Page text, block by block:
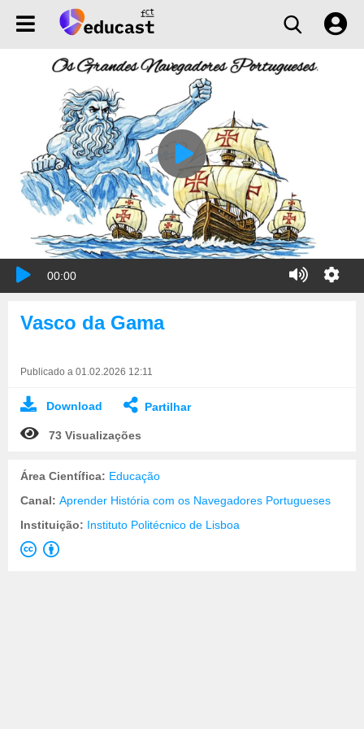
00:00
Vasco da Gama
Publicado a 01.02.2026 12:11
Download Partilhar
73 Visualizações
Área Científica: Educação
Canal: Aprender História com os Navegadores Portugueses
Instituição: Instituto Politécnico de Lisboa